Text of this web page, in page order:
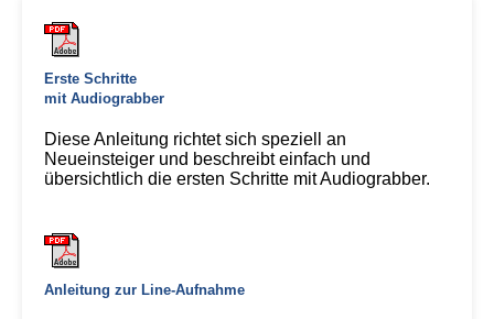
Erste Schritte
mit Audiograbber
Diese Anleitung richtet sich speziell an
Neueinsteiger und beschreibt einfach und
übersichtlich die ersten Schritte mit Audiograbber.
Anleitung zur Line-Aufnahme